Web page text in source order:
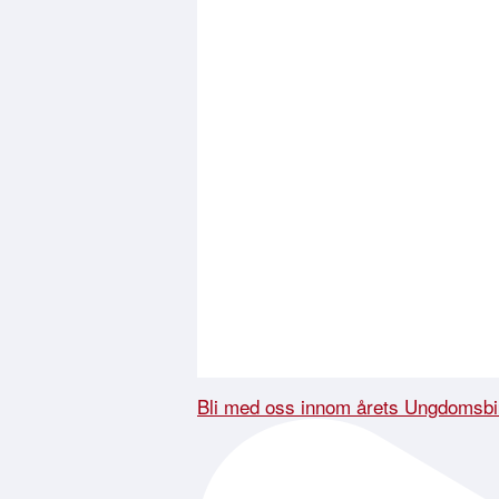
Bli med oss innom årets